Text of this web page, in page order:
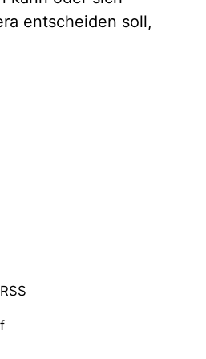
entscheiden soll,
RSS